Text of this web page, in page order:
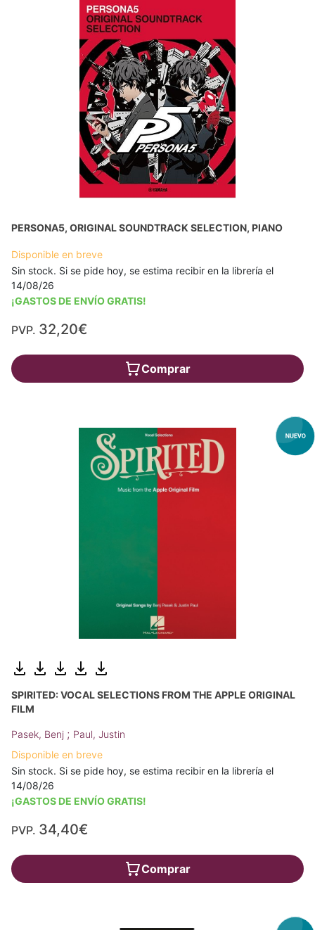
PERSONA5, ORIGINAL SOUNDTRACK SELECTION, PIANO
Disponible en breve
Sin stock. Si se pide hoy, se estima recibir en la librería el
14/08/26
¡GASTOS DE ENVÍO GRATIS!
PVP. 32,20€
Comprar
SPIRITED: VOCAL SELECTIONS FROM THE APPLE ORIGINAL
FILM
Pasek, Benj ; Paul, Justin
Disponible en breve
Sin stock. Si se pide hoy, se estima recibir en la librería el
14/08/26
¡GASTOS DE ENVÍO GRATIS!
PVP. 34,40€
Comprar